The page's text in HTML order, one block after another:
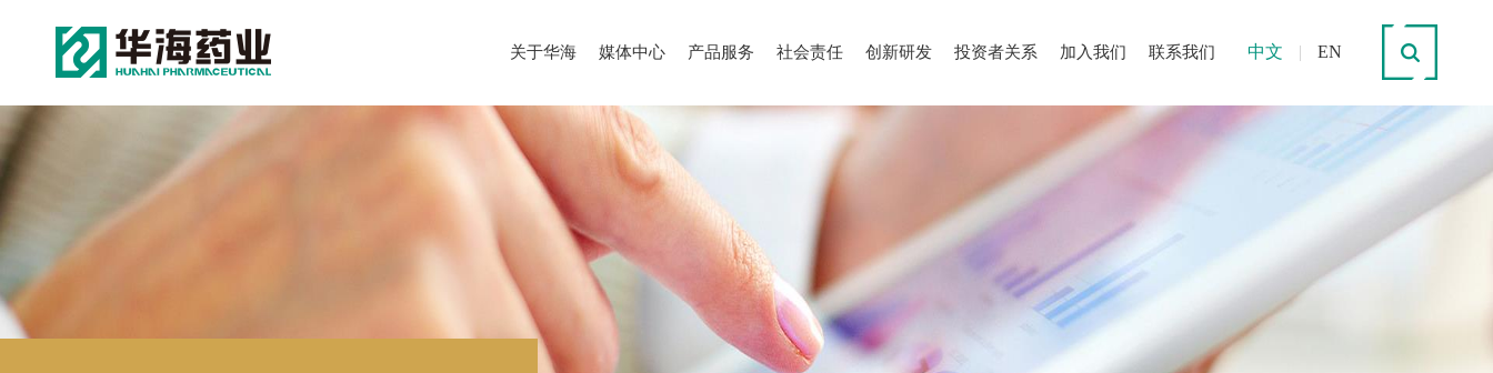
中文 | EN
关于华海 媒体中心 产品服务 社会责任 创新研发 投资者关系 加入我们 联系我们